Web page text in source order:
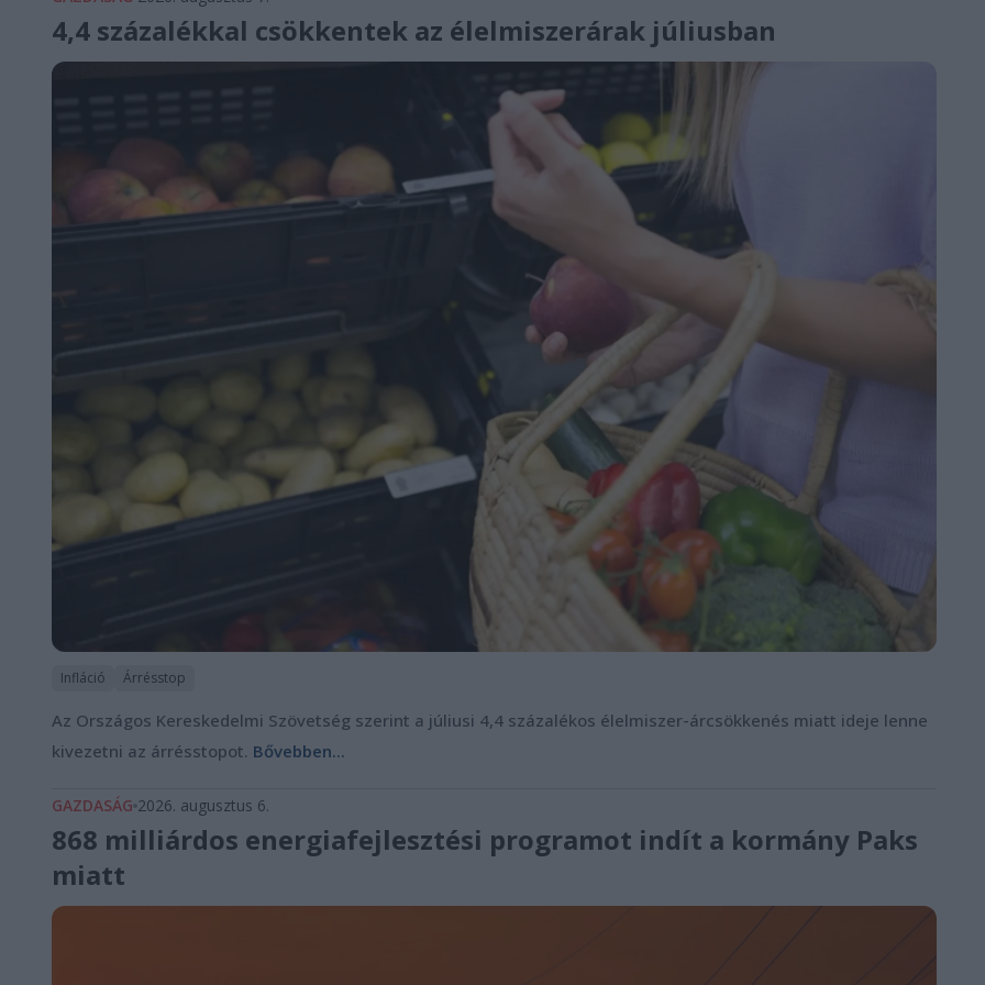
4,4 százalékkal csökkentek az élelmiszerárak júliusban
Infláció Árrésstop
Az Országos Kereskedelmi Szövetség szerint a júliusi 4,4 százalékos élelmiszer-árcsökkenés miatt ideje lenne
kivezetni az árrésstopot. Bővebben...
GAZDASÁG 2026. augusztus 6.
868 milliárdos energiafejlesztési programot indít a kormány Paks
miatt